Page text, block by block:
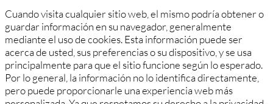
Cuando visita cualquier sitio web, el mismo podría obtener o
guardar información en su navegador, generalmente
mediante el uso de cookies. Esta información puede ser
acerca de usted, sus preferencias o su dispositivo, y se usa
principalmente para que el sitio funcione según lo esperado.
Por lo general, la información no lo identifica directamente,
pero puede proporcionarle una experiencia web más